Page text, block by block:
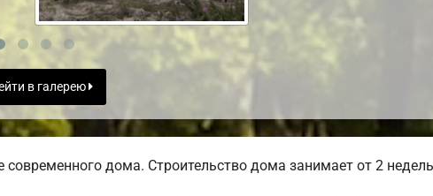
в галерею
дома. Строительство дома занимает от 2